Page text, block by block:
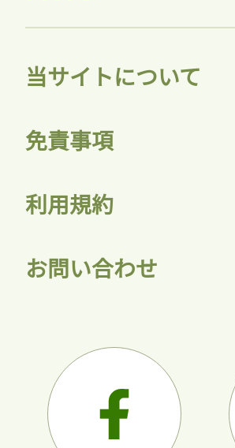
当サイトについて
免責事項
利用規約
お問い合わせ